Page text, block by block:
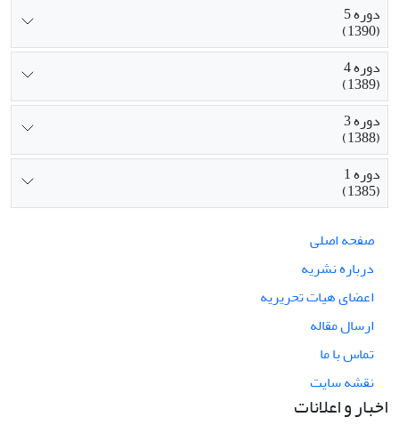
دوره 5
(1390)
دوره 4
(1389)
دوره 3
(1388)
دوره 1
(1385)
صفحه اصلی
درباره نشریه
اعضای هیات تحریریه
ارسال مقاله
تماس با ما
نقشه سایت
اخبار و اعلانات